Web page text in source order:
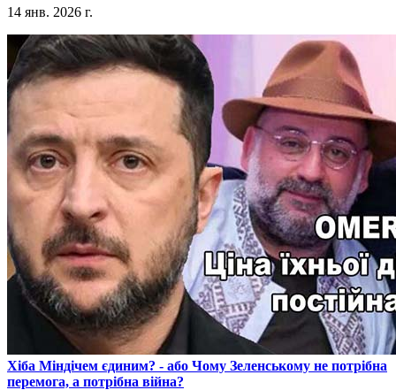
14 янв. 2026 г.
​Хіба Міндічем єдиним? - або Чому Зеленському не потрібна
перемога, а потрібна війна?